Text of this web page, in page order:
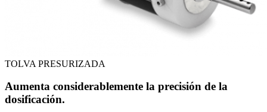
TOLVA PRESURIZADA
Aumenta considerablemente la precisión de la
dosificación.